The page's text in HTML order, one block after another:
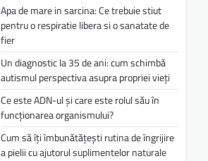
Apa de mare in sarcina: Ce trebuie stiut
pentru o respiratie libera si o sanatate de
fier
Un diagnostic la 35 de ani: cum schimbă
autismul perspectiva asupra propriei vieți
Ce este ADN-ul și care este rolul său în
funcționarea organismului?
Cum să îți îmbunătățești rutina de îngrijire
a pielii cu ajutorul suplimentelor naturale